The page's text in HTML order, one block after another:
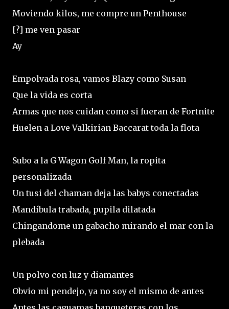
Moviendo kilos, me compre un Penthouse
[?] me ven pasar
Ay
Empolvada rosa, vamos Blazy como Susan
Que la vida es corta
Armas que nos cuidan como si fueran de Fortnite
Huelen a Love Valkirian Baccarat toda la flota
Subo a la G Wagon Golf Man, la ropita
personalizada
Un tusi del chaman deja las babys conectadas
Mandíbula trabada, pupila dilatada
Chingandome un gabacho mirando el mar con la
plebada
Un polvo con luz y diamantes
Obvio mi pendejo, ya no soy el mismo de antes